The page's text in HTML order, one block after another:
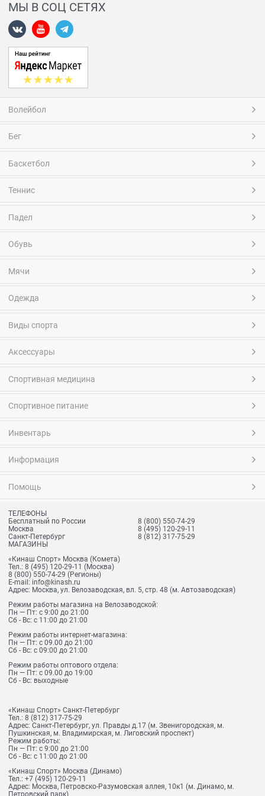
МЫ В СОЦ СЕТЯХ
Волейбол
Бег
Баскетбол
Теннис
Падел
Обувь
Мячи
Одежда
Виды спорта
Аксессуары
Спортивная медицина
Спортивное питание
Инвентарь
Информация
Помощь
ТЕЛЕФОНЫ
Бесплатный по России
8 (800) 550-74-29
Москва
8 (495) 120-29-11
Санкт-Петербург
8 (812) 317-75-29
МАГАЗИНЫ
«Кинаш Спорт» Москва (Комета)
Тел.: 8 (495) 120-29-11 (Москва)
8 (800) 550-74-29 (Регионы)
E-mail: info@kinash.ru
Адрес: Москва, ул. Велозаводская, вл. 5, стр. 48 (м. Автозаводская)
Режим работы магазина на Велозаводской:
Пн — Пт: с 9:00 до 21:00
Сб - Вс: с 11:00 до 21:00
Режим работы интернет-магазина:
Пн — Пт: с 09.00 до 21:00
Сб - Вс: с 09:00 до 21:00
Режим работы оптового отдела:
Пн — Пт: с 09.00 до 19:00
Сб - Вс: выходные
«Кинаш Спорт» Санкт-Петербург
Тел.: 8 (812) 317-75-29
Адрес: Санкт-Петербург, ул. Правды д.17 (м. Звенигородская, м.
Пушкинская, м. Владимирская, м. Лиговский проспект)
Режим работы:
Пн — Пт: с 9:00 до 21:00
Сб - Вс: с 11:00 до 21:00
«Кинаш Спорт» Москва (Динамо)
Тел.: +7 (495) 120-29-11
Адрес: Москва, Петровско-Разумовская аллея, 10к1 (м. Динамо, м.
Петровский парк)